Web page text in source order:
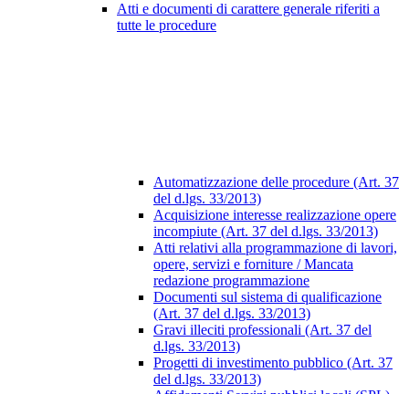
Atti e documenti di carattere generale riferiti a
tutte le procedure
Automatizzazione delle procedure (Art. 37
del d.lgs. 33/2013)
Acquisizione interesse realizzazione opere
incompiute (Art. 37 del d.lgs. 33/2013)
Atti relativi alla programmazione di lavori,
opere, servizi e forniture / Mancata
redazione programmazione
Documenti sul sistema di qualificazione
(Art. 37 del d.lgs. 33/2013)
Gravi illeciti professionali (Art. 37 del
d.lgs. 33/2013)
Progetti di investimento pubblico (Art. 37
del d.lgs. 33/2013)